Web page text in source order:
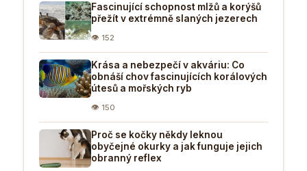
Fascinující schopnost mlžů a korýšů
přežít v extrémně slaných jezerech
👁 152
Krása a nebezpečí v akváriu: Co
obnáší chov fascinujících korálových
útesů a mořských ryb
👁 150
Proč se kočky někdy leknou
obyčejné okurky a jak funguje jejich
obranný reflex